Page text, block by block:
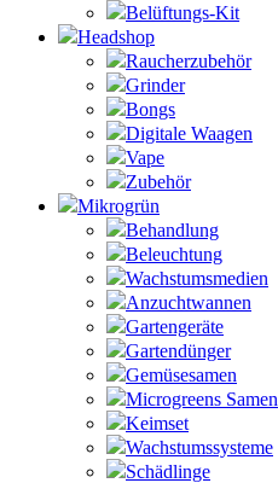
Belüftungs-Kit
Headshop
Raucherzubehör
Grinder
Bongs
Digitale Waagen
Vape
Zubehör
Mikrogrün
Behandlung
Beleuchtung
Wachstumsmedien
Anzuchtwannen
Gartengeräte
Gartendünger
Gemüsesamen
Microgreens Samen
Keimset
Wachstumssysteme
Schädlinge